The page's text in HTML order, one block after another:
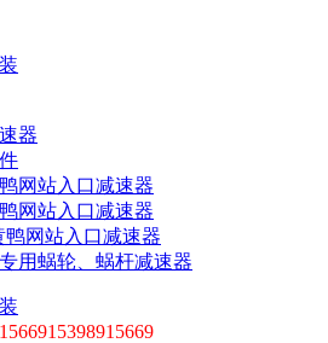
器
网站入口减速器
网站入口减速器
网站入口减速器
用蜗轮、蜗杆减速器